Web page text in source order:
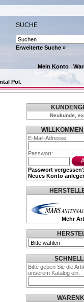
SUCHE
Erweiterte Suche »
Mein Konto |
Pol.
Neukunde,
E-Mail-Adresse:
Passwort:
Passwort
Neues Konto
Mehr
Bitte geben Sie die
unserem Katalog ein.